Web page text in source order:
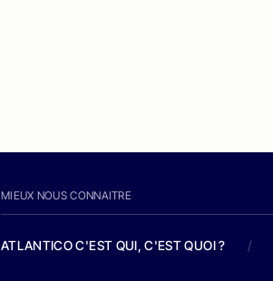
MIEUX NOUS CONNAITRE
ATLANTICO C'EST QUI, C'EST QUOI ? /